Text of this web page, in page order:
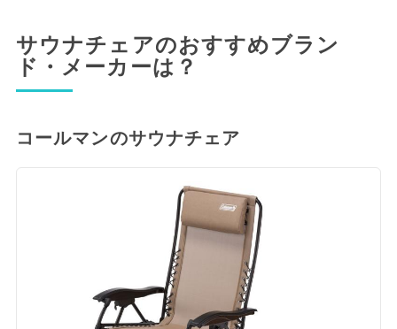
サウナチェアのおすすめブラン
ド・メーカーは？
コールマンのサウナチェア